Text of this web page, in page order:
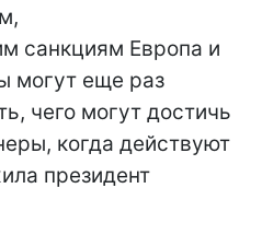
санкциям Европа и
могут еще раз
чего могут достичь
когда действуют
президент